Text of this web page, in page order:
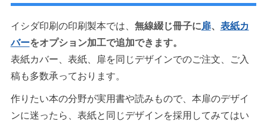
イシダ印刷の印刷製本では、 無線綴じ冊子に扉、 表紙カ
バーをオプション加工で追加できます。
表紙カバー、表紙、扉を同じデザインでのご注文、ご入
稿も多数承っております。
作りたい本の分野が実用書や読みもので、本扉のデザイ
ンに迷ったら、表紙と同じデザインを採用してみてはい